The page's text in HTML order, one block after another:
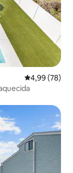
4,99 de uma
4,99 (78)